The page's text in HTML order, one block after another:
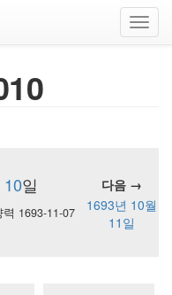
10일
다음 →
1693-11-07
1693년 10월
11일